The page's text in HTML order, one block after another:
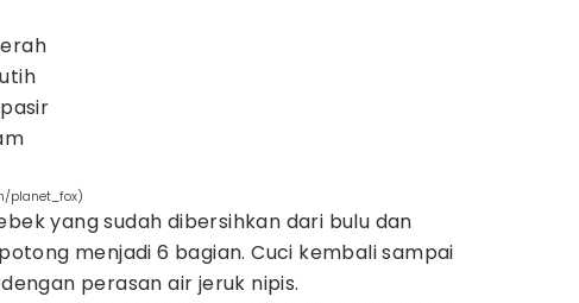
planet_fox)
yang sudah dibersihkan dari bulu dan
menjadi 6 bagian. Cuci kembali sampai
perasan air jeruk nipis.